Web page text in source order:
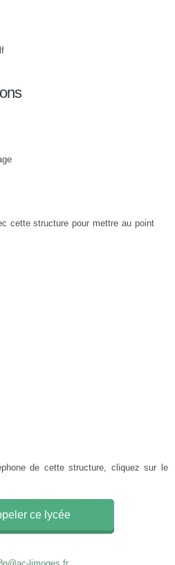
cette structure pour mettre au point
de cette structure, cliquez sur le
ce lycée